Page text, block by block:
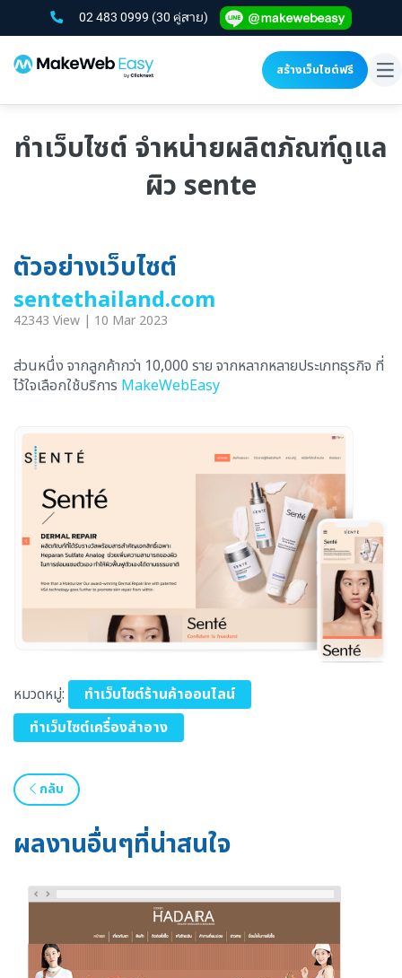
02 483 0999 (30 คู่สาย)
สร้างเว็บไซต์ฟรี
ทำเว็บไซต์ จำหน่ายผลิตภัณฑ์ดูแล
ผิว sente
ตัวอย่างเว็บไซต์
sentethailand.com
42343 View | 10 Mar 2023
ส่วนหนึ่ง จากลูกค้ากว่า 10,000 ราย จากหลากหลายประเภทธุรกิจ ที่
ไว้ใจเลือกใช้บริการ MakeWebEasy
หมวดหมู่:
ทำเว็บไซต์ร้านค้าออนไลน์
ทำเว็บไซต์เครื่องสำอาง
กลับ
ผลงานอื่นๆที่น่าสนใจ